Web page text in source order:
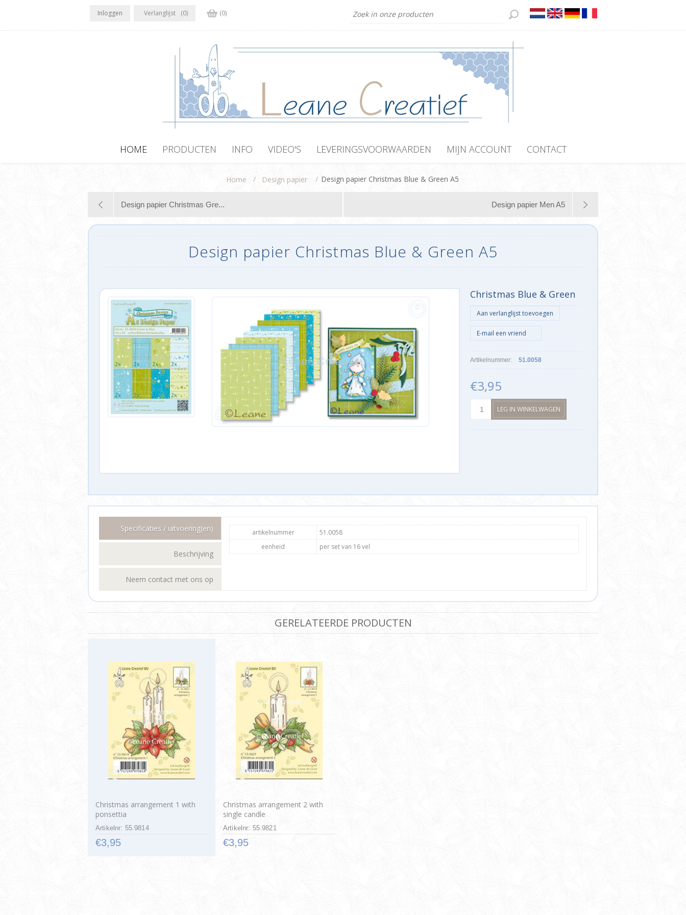
Inloggen Verlanglijst (0) (0)
HOME PRODUCTEN INFO VIDEO'S LEVERINGSVOORWAARDEN MIJN ACCOUNT CONTACT
Home / Design papier / Design papier Christmas Blue & Green A5
Design papier Christmas Gre... Design papier Men A5
Design papier Christmas Blue & Green A5
Christmas Blue & Green
Artikelnummer: 51.0058
€3,95
Specificaties / uitvoering(en)
Beschrijving
Neem contact met ons op
artikelnummer
51.0058
eenheid
per set van 16 vel
GERELATEERDE PRODUCTEN
Christmas arrangement 1 with
ponsettia
Artikelnr: 55.9814
€3,95
Christmas arrangement 2 with
single candle
Artikelnr: 55.9821
€3,95